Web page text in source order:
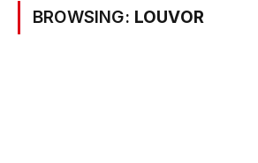
BROWSING: LOUVOR